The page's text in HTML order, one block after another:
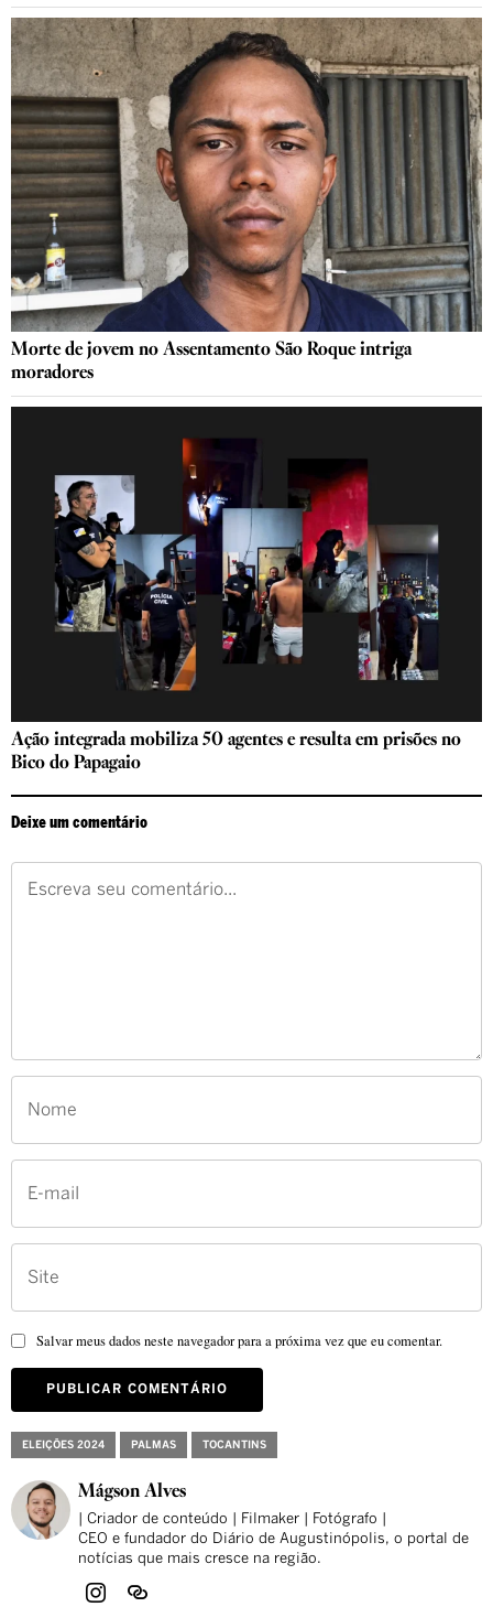
Morte de jovem no Assentamento São Roque intriga
moradores
Ação integrada mobiliza 50 agentes e resulta em prisões no
Bico do Papagaio
Deixe um comentário
Salvar meus dados neste navegador para a próxima vez que eu comentar.
ELEIÇÕES 2024 PALMAS TOCANTINS
Mágson Alves
| Criador de conteúdo | Filmaker | Fotógrafo |
CEO e fundador do Diário de Augustinópolis, o portal de
notícias que mais cresce na região.